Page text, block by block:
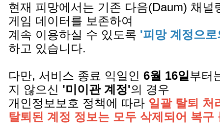
현재 피망에서는 기존 다음(Daum) 채널
게임 데이터를 보존하여
계속 이용하실 수 있도록 '피망 계정으
하고 있습니다.
다만, 서비스 종료 익일인 6월 16일 부터
지 않으신 '미이관 계정'의 경우
개인정보보호 정책에 따라 일괄 탈퇴 처
탈퇴된 계정 정보는 모두 삭제되어 복구